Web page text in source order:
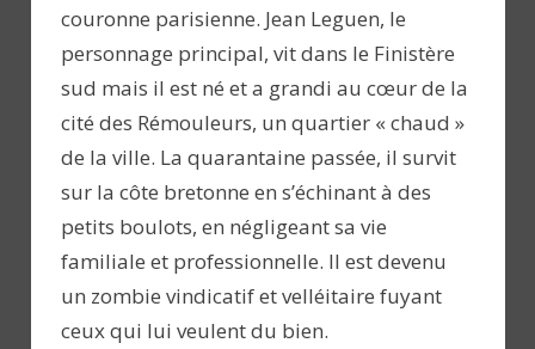
couronne parisienne. Jean Leguen, le
personnage principal, vit dans le Finistère
sud mais il est né et a grandi au cœur de la
cité des Rémouleurs, un quartier « chaud »
de la ville. La quarantaine passée, il survit
sur la côte bretonne en s’échinant à des
petits boulots, en négligeant sa vie
familiale et professionnelle. Il est devenu
un zombie vindicatif et velléitaire fuyant
ceux qui lui veulent du bien.